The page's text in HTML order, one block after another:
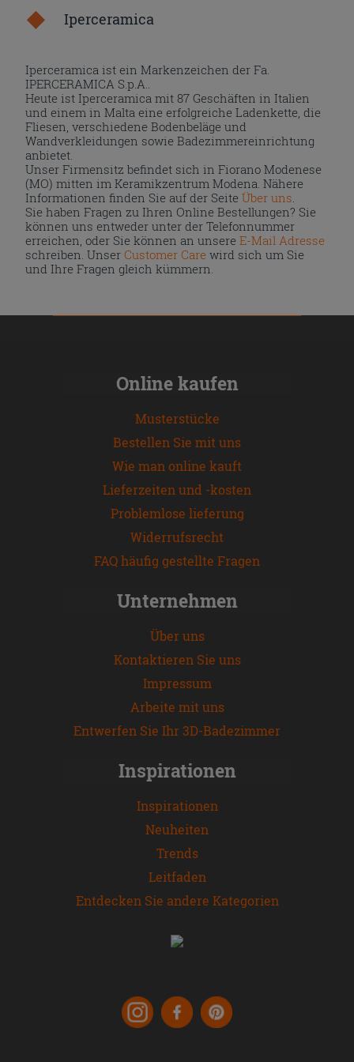
Iperceramica
Iperceramica ist ein Markenzeichen der Fa.
IPERCERAMICA S.p.A..
Heute ist Iperceramica mit 87 Geschäften in Italien
und einem in Malta eine erfolgreiche Ladenkette, die
Fliesen, verschiedene Bodenbeläge und
Wandverkleidungen sowie Badezimmereinrichtung
anbietet.
Unser Firmensitz befindet sich in Fiorano Modenese
(MO) mitten im Keramikzentrum Modena. Nähere
Informationen finden Sie auf der Seite Über uns
Sie haben Fragen zu Ihren Online Bestellungen? Sie
können uns entweder unter der Telefonnummer
erreichen, oder Sie können an unsereE-Mail Adresse
schreiben. UnserCustomer Care wird sich um Sie
und Ihre Fragen gleich kümmern.
Online kaufen
Musterstücke
Bestellen Sie mit uns
Wie man online kauft
Lieferzeiten und -kosten
Problemlose lieferung
Widerrufsrecht
FAQ häufig gestellte Fragen
Unternehmen
Über uns
Kontaktieren Sie uns
Impressum
Arbeite mit uns
Entwerfen Sie Ihr 3D-Badezimmer
Inspirationen
Inspirationen
Neuheiten
Trends
Leitfaden
Entdecken Sie andere Kategorien